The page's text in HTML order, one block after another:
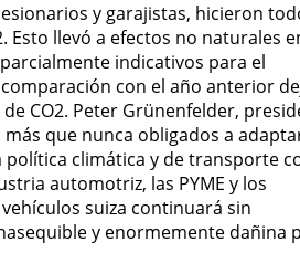
y garajistas, hicieron
llevó a efectos no naturales
indicativos para el
con el año anterior
CO2. Peter Grünenfelder,
que nunca obligados a
climática y de transporte
automotriz, las PYME y los
suiza continuará sin
y enormemente dañina